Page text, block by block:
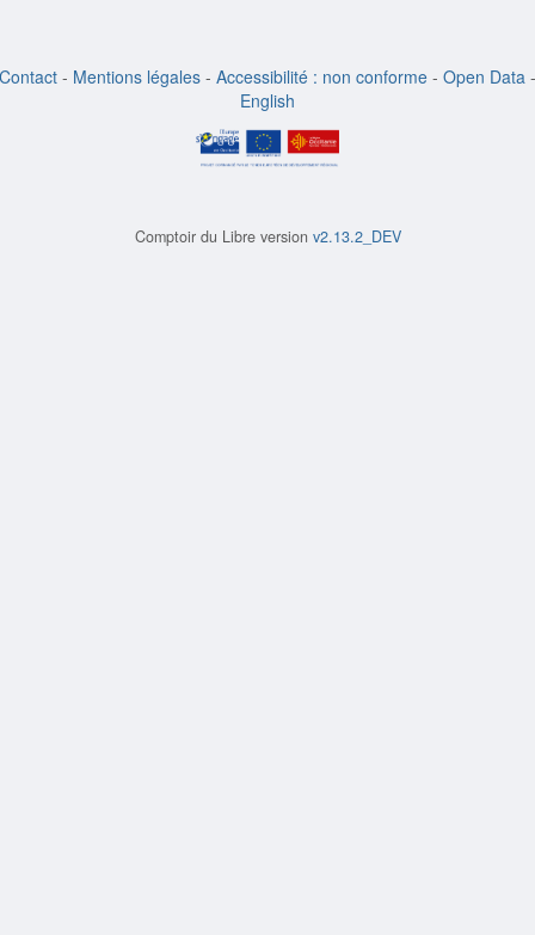
Contact - Mentions légales - Accessibilité : non conforme - Open Data -
English
Comptoir du Libre version v2.13.2_DEV